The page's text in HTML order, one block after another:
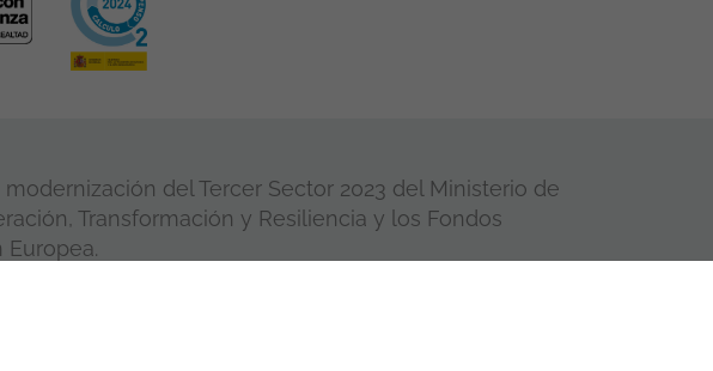
del Tercer Sector 2023 del Ministerio de
Transformación y Resiliencia y los Fondos